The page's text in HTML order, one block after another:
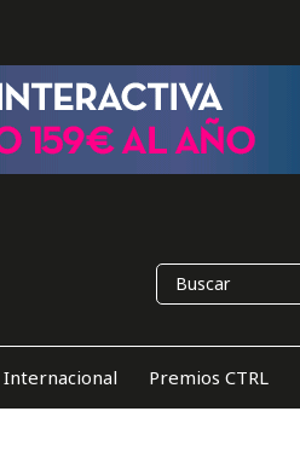
Internacional Premios CTRL